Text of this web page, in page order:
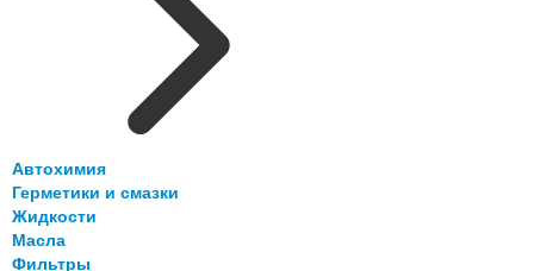
Автохимия
Герметики и смазки
Жидкости
Масла
Фильтры